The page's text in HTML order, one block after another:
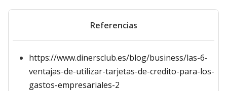
Referencias
https://www.dinersclub.es/blog/business/las-6-
ventajas-de-utilizar-tarjetas-de-credito-para-los-
gastos-empresariales-2